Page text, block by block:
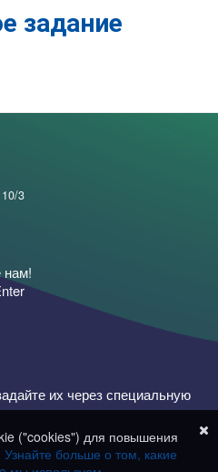
задание
3
их через специальную
("cookies") для повышения
Узнайте больше о том, какие